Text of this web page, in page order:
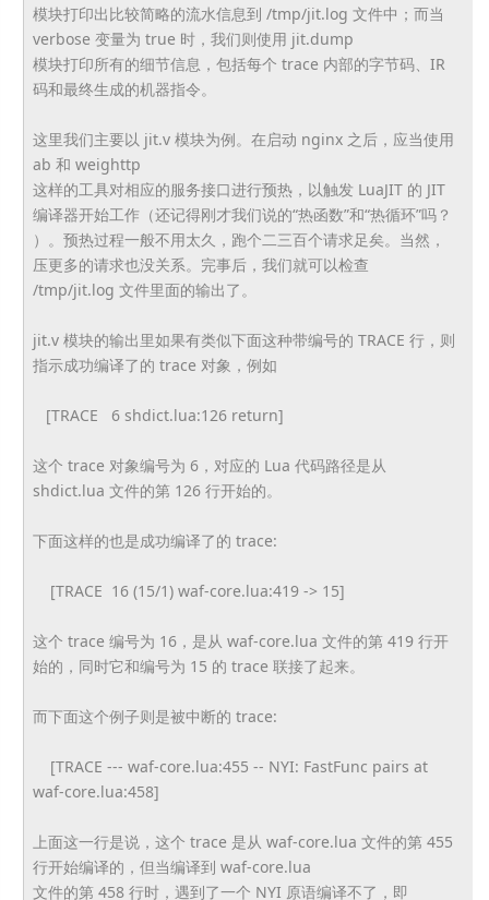
模块打印出比较简略的流水信息到 /tmp/jit.log 文件中；而当
verbose 变量为 true 时，我们则使用 jit.dump
模块打印所有的细节信息，包括每个 trace 内部的字节码、IR
码和最终生成的机器指令。
这里我们主要以 jit.v 模块为例。在启动 nginx 之后，应当使用
ab 和 weighttp
这样的工具对相应的服务接口进行预热，以触发 LuaJIT 的 JIT
编译器开始工作（还记得刚才我们说的“热函数”和“热循环”吗？
）。预热过程一般不用太久，跑个二三百个请求足矣。当然，
压更多的请求也没关系。完事后，我们就可以检查
/tmp/jit.log 文件里面的输出了。
jit.v 模块的输出里如果有类似下面这种带编号的 TRACE 行，则
指示成功编译了的 trace 对象，例如
[TRACE 6 shdict.lua:126 return]
这个 trace 对象编号为 6，对应的 Lua 代码路径是从
shdict.lua 文件的第 126 行开始的。
下面这样的也是成功编译了的 trace:
[TRACE 16 (15/1) waf-core.lua:419 -> 15]
这个 trace 编号为 16，是从 waf-core.lua 文件的第 419 行开
始的，同时它和编号为 15 的 trace 联接了起来。
而下面这个例子则是被中断的 trace:
[TRACE --- waf-core.lua:455 -- NYI: FastFunc pairs at
waf-core.lua:458]
上面这一行是说，这个 trace 是从 waf-core.lua 文件的第 455
行开始编译的，但当编译到 waf-core.lua
文件的第 458 行时，遇到了一个 NYI 原语编译不了，即